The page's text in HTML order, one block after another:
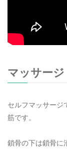
マッサージ
セルフマッサージ
筋です。
鎖骨の下は鎖骨に